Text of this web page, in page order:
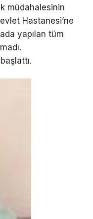
müdahalesinin
Hastanesi’ne
yapılan tüm